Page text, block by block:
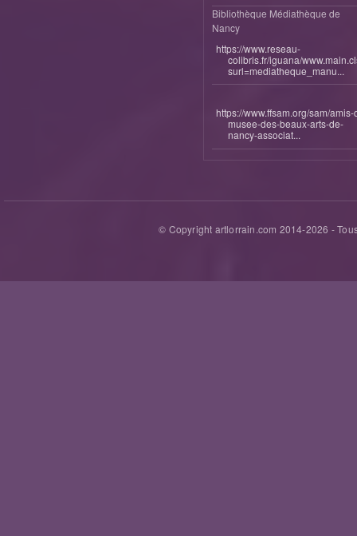
Bibliothèque Médiathèque de
Nancy
https://www.reseau-
colibris.fr/iguana/
surl=mediatheque_manu...
https://www.ffsam.org/sam/amis-
musee-des-beaux-arts-de-
nancy-associat...
© Copyright artlorrain.com 2014-2026 -